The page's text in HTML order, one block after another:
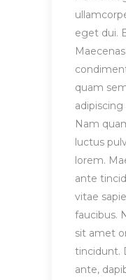
eget dui.
quam
Nam
luctus
lorem.
ante
vitae
faucibus.
sit amet
tincidunt.
ante,